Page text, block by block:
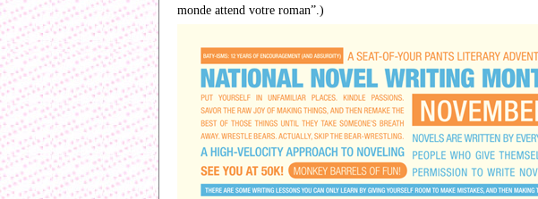
monde attend votre roman”.)